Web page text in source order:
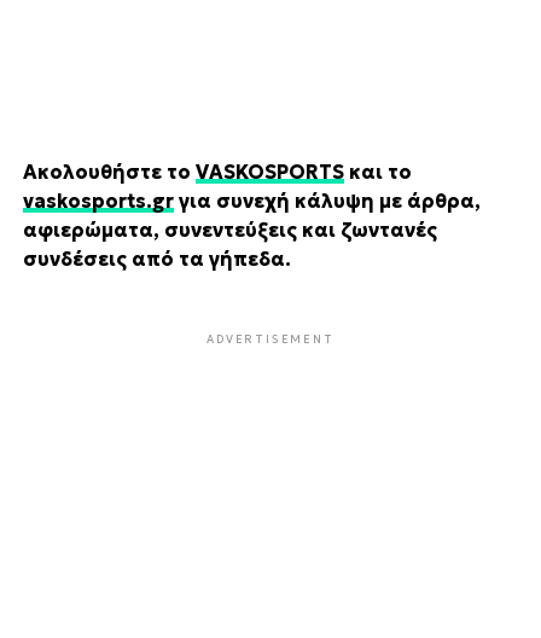
Ακολουθήστε το VASKOSPORTSκαι το
vaskosports.grγια συνεχή κάλυψη με άρθρα,
αφιερώματα, συνεντεύξεις και ζωντανές
συνδέσεις από τα γήπεδα.
ADVERTISEMENT